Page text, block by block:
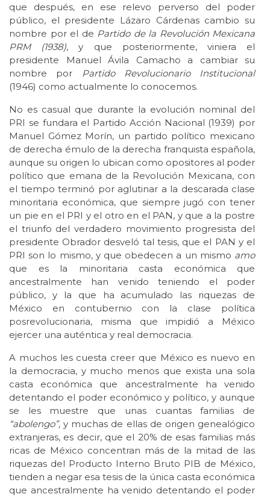
que después, en ese relevo perverso del poder
público, el presidente Lázaro Cárdenas cambio su
nombre por el de Partido de la Revolución Mexicana
PRM (1938), y que posteriormente, viniera el
presidente Manuel Ávila Camacho a cambiar su
nombre por Partido Revolucionario Institucional
(1946) como actualmente lo conocemos.
No es casual que durante la evolución nominal del
PRI se fundara el Partido Acción Nacional (1939) por
Manuel Gómez Morín, un partido político mexicano
de derecha émulo de la derecha franquista española,
aunque su origen lo ubican como opositores al poder
político que emana de la Revolución Mexicana, con
el tiempo terminó por aglutinar a la descarada clase
minoritaria económica, que siempre jugó con tener
un pie en el PRI y el otro en el PAN, y que a la postre
el triunfo del verdadero movimiento progresista del
presidente Obrador desveló tal tesis, que el PAN y el
PRI son lo mismo, y que obedecen a un mismo amo
que es la minoritaria casta económica que
ancestralmente han venido teniendo el poder
público, y la que ha acumulado las riquezas de
México en contubernio con la clase política
posrevolucionaria, misma que impidió a México
ejercer una auténtica y real democracia.
A muchos les cuesta creer que México es nuevo en
la democracia, y mucho menos que exista una sola
casta económica que ancestralmente ha venido
detentando el poder económico y político, y aunque
se les muestre que unas cuantas familias de
“abolengo”, y muchas de ellas de origen genealógico
extranjeras, es decir, que el 20% de esas familias más
ricas de México concentran más de la mitad de las
riquezas del Producto Interno Bruto PIB de México,
tienden a negar esa tesis de la única casta económica
que ancestralmente ha venido detentando el poder